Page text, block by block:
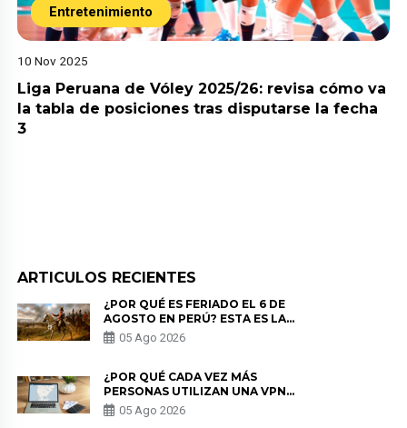
Entretenimiento
10 Nov 2025
Liga Peruana de Vóley 2025/26: revisa cómo va
la tabla de posiciones tras disputarse la fecha
3
ARTICULOS RECIENTES
¿POR QUÉ ES FERIADO EL 6 DE
AGOSTO EN PERÚ? ESTA ES LA
HISTORIA
05 Ago 2026
¿POR QUÉ CADA VEZ MÁS
PERSONAS UTILIZAN UNA VPN
PARA PROTEGER SU
PRIVACIDAD?
05 Ago 2026